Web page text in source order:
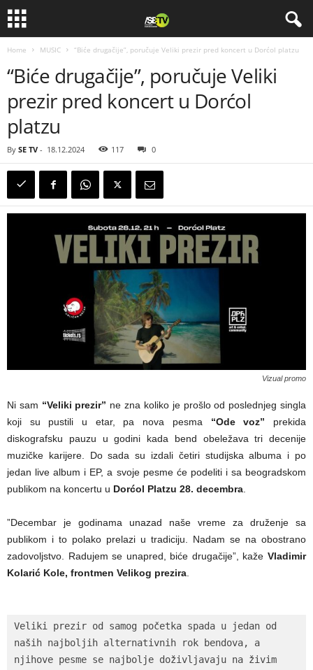
Home MUSIC “Biće drugačije”, poručuje Veliki prezir pred koncert u Dorćol platzu
“Biće drugačije”, poručuje Veliki
prezir pred koncert u Dorćol
platzu
By SE TV - 18.12.2024 117 0
Vizual promo
Ni sam “Veliki prezir” ne zna koliko je prošlo od poslednjeg singla
koji su pustili u etar, pa nova pesma “Ode voz” prekida
diskografsku pauzu u godini kada bend obeležava tri decenije
muzičke karijere. Do sada su izdali četiri studijska albuma i po
jedan live album i EP, a svoje pesme će podeliti i sa beogradskom
publikom na koncertu u Dorćol Platzu 28. decembra
”Decembar je godinama unazad naše vreme za druženje sa
publikom i to polako prelazi u tradiciju. Nadam se na obostrano
zadovoljstvo. Radujem se unapred, biće drugačije”, kaže Vladimir
Kolarić Kole, frontmen Velikog prezira
Veliki prezir od samog početka spada u jedan od
naših najboljih alternativnih rok bendova, a
njihove pesme se najbolje doživljavaju na živim